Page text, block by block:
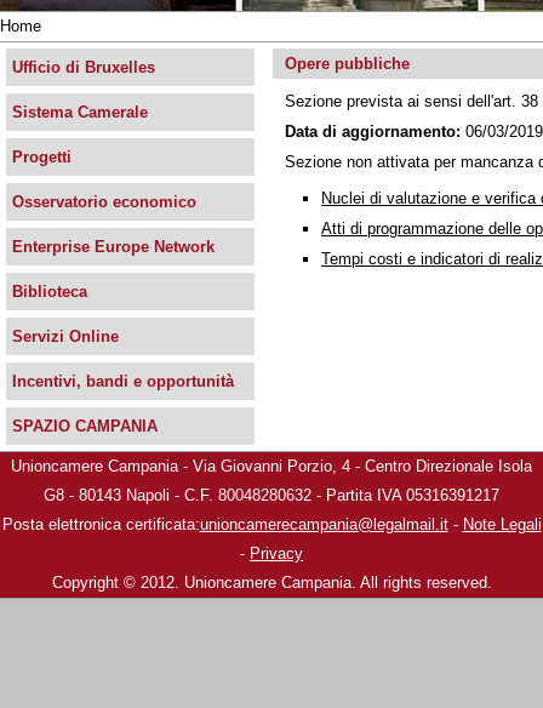
n
c
p
a
e
Tu
sei
qui
Home
Opere pubbliche
Sezione prevista ai sensi dell'art.
Data di aggiornamento: 06/03/2019
Sezione non attivata per mancanza
Nuclei di valutazione e
Atti di programmazione delle
Tempi costi e indicatori di
Ufficio di Bruxelles
Sistema Camerale
Progetti
Osservatorio economico
Enterprise Europe Network
Biblioteca
Servizi Online
Incentivi, bandi e opportunità
SPAZIO CAMPANIA
Unioncamere Campania - Via Giovanni Porzio, 4 - Centro Direzionale Isola
G8 - 80143 Napoli - C.F. 80048280632 - Partita IVA 05316391217
Posta elettronica certificata:unioncamerecampania@legalmail.it- Note Legali
- Privacy
Copyright © 2012. Unioncamere Campania. All rights reserved.